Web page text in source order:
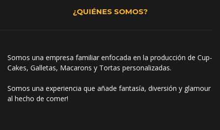
¿QUIÉNES SOMOS?
Somos una empresa familiar enfocada en la producción de Cup-
Cakes, Galletas, Macarons y Tortas personalizadas.
Somos una experiencia que añade fantasía, diversión y glamour
al hecho de comer!